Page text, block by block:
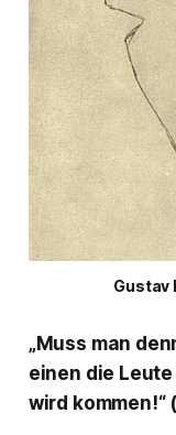
Gustav
„Muss man
einen die
wird kommen!“